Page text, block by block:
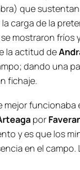
que
carga de la
mostraron
la actitud de
dando una
fichaje.
funcionaba
por
y es que los
en el